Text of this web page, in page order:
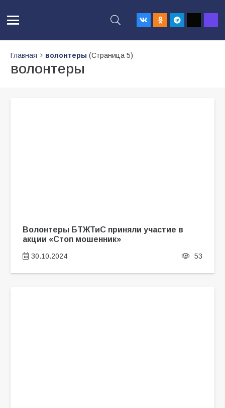
Главная волонтеры (Страница 5)
волонтеры
Волонтеры БТЖТиС приняли участие в
акции «Стоп мошенник»
30.10.2024 53